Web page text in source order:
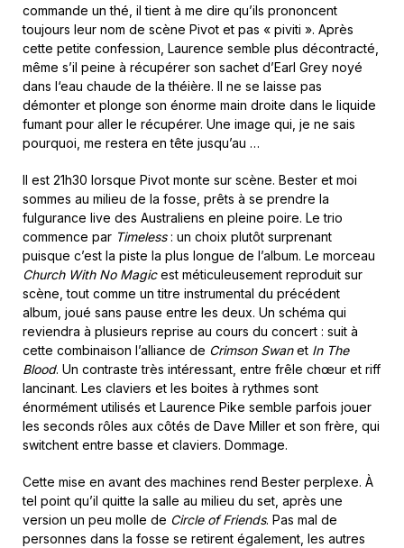
commande un thé, il tient à me dire qu’ils prononcent
toujours leur nom de scène Pivot et pas « piviti ». Après
cette petite confession, Laurence semble plus décontracté,
même s’il peine à récupérer son sachet d’Earl Grey noyé
dans l‘eau chaude de la théière. Il ne se laisse pas
démonter et plonge son énorme main droite dans le liquide
fumant pour aller le récupérer. Une image qui, je ne sais
pourquoi, me restera en tête jusqu’au …
Il est 21h30 lorsque Pivot monte sur scène. Bester et moi
sommes au milieu de la fosse, prêts à se prendre la
fulgurance live des Australiens en pleine poire. Le trio
commence par Timeless: un choix plutôt surprenant
puisque c’est la piste la plus longue de l’album. Le morceau
Church With No Magicest méticuleusement reproduit sur
scène, tout comme un titre instrumental du précédent
album, joué sans pause entre les deux. Un schéma qui
reviendra à plusieurs reprise au cours du concert : suit à
cette combinaison l’alliance de Crimson Swanet In The
Blood. Un contraste très intéressant, entre frêle chœur et riff
lancinant. Les claviers et les boites à rythmes sont
énormément utilisés et Laurence Pike semble parfois jouer
les seconds rôles aux côtés de Dave Miller et son frère, qui
switchent entre basse et claviers. Dommage.
Cette mise en avant des machines rend Bester perplexe. À
tel point qu’il quitte la salle au milieu du set, après une
version un peu molle de Circle of Friends. Pas mal de
personnes dans la fosse se retirent également, les autres